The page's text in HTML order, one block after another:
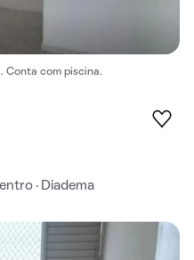
Conta com piscina.
· Diadema